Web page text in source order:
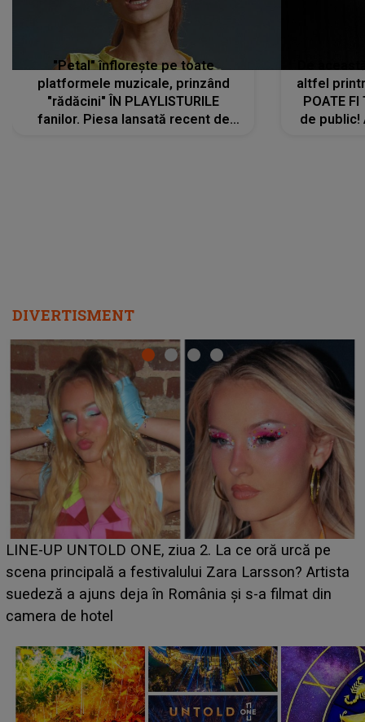
"Petal" înflorește pe toate
platformele muzicale, prinzând
"rădăcini" ÎN PLAYLISTURILE
fanilor. Piesa lansată recent de
altfel
POATE FI
de public!
DIVERTISMENT
Ce a dezvăluit noua concurentă din "Casa Iubirii" l-a
luat prin surprindere pe Emanuel. CINE ESTE
BĂIATUL VIZAT de Alexandra?! Aflându-se în fața
faptului împlinit, A RECUNOSCUT IMEDIAT: "Am